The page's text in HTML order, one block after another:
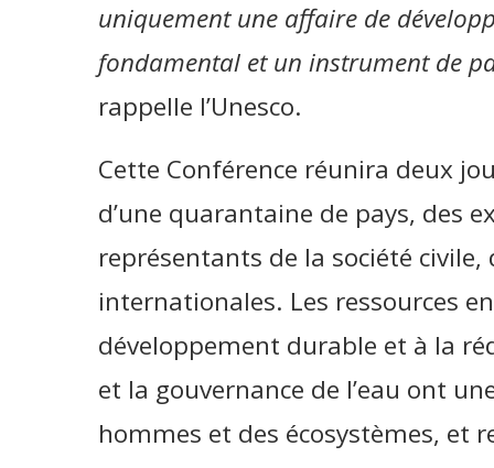
uniquement une affaire de
fondamental et un instrument de
rappelle l’Unesco.
Cette Conférence réunira deux
d’une quarantaine de pays, des
représentants de la société
internationales. Les ressources
développement durable et à la
et la gouvernance de l’eau ont
hommes et des écosystèmes, et